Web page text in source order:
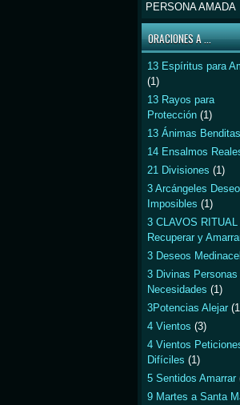
PERSONA AMADA
ORACIONES A ...
13 Espíritus para
(1)
13 Rayos para
Protección (1)
13 Ánimas Benditas
14 Ensalmos
21 Divisiones (1)
3 Arcángeles
Imposibles (1)
3 CLAVOS RITUAL
Recuperar y
3 Deseos
3 Divinas Personas
Necesidades (1)
3Potencias Alejar
4 Vientos (3)
4 Vientos
Difíciles (1)
5 Sentidos Amarrar
9 Martes a Santa